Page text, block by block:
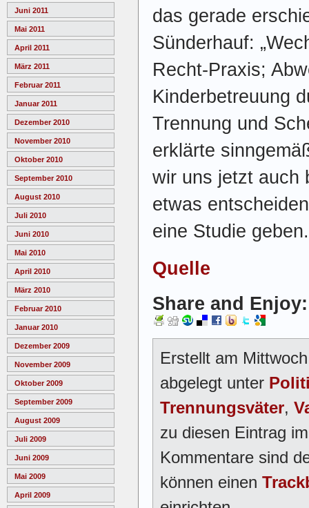
Juni 2011
Mai 2011
April 2011
März 2011
Februar 2011
Januar 2011
Dezember 2010
November 2010
Oktober 2010
September 2010
August 2010
Juli 2010
Juni 2010
Mai 2010
April 2010
März 2010
Februar 2010
Januar 2010
Dezember 2009
November 2009
Oktober 2009
September 2009
August 2009
Juli 2009
Juni 2009
Mai 2009
April 2009
das gerade
Sünderhauf:
Recht-Praxis;
Kinderbetreuung
Trennung und
erklärte
wir uns jetzt auch
etwas
eine Studie geben.
Quelle
Share and Enjoy:
Erstellt am
abgelegt unter
Trennungsväter,
zu diesen Eintrag
Kommentare sind
können einen